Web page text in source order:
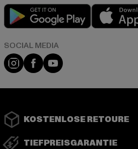
Play market
Instagram
FacebookYouTube
KOSTENLOSE RETOURE
TIEFPREISGARANTIE